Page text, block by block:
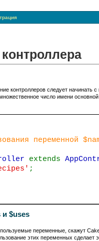
контроллеров следует
число имени
переменной
extends
;
и $uses
переменные, скажут
этих переменных сделает